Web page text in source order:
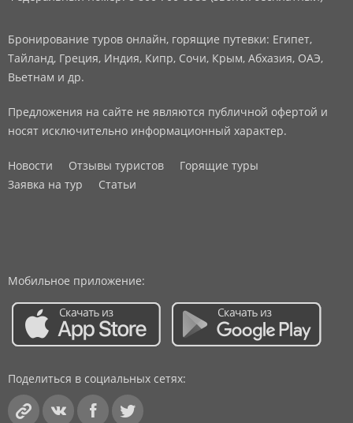
Бронирование туров онлайн, горящие путевки: Египет,
Тайланд, Греция, Индия, Кипр, Сочи, Крым, Абхазия, ОАЭ,
Вьетнам и др.
Предложения на сайте не являются публичной офертой и
носят исключительно информационный характер.
Новости Отзывы туристов
Горящие туры
Заявка на тур
Статьи
Мобильное приложение:
Поделиться в социальных сетях: